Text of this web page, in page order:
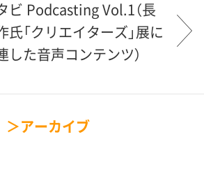
ビ Podcasting Vol.1（長
氏「クリエイターズ」展に
した音声コンテンツ）
アーカイブ